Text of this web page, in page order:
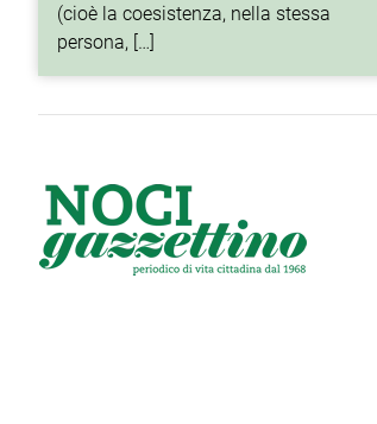
(cioè la coesistenza, nella stessa
persona, […]